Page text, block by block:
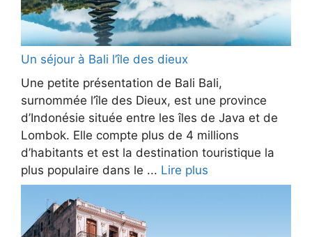
Un séjour à Bali l’île des dieux
Une petite présentation de Bali Bali,
surnommée l’île des Dieux, est une province
d’Indonésie située entre les îles de Java et de
Lombok. Elle compte plus de 4 millions
d’habitants et est la destination touristique la
plus populaire dans le ... Lire plus